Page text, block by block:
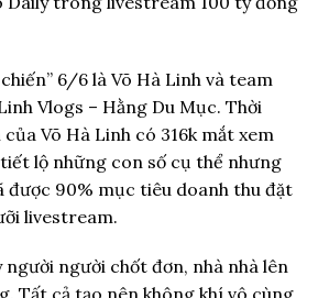
6/6 là Võ Hà Linh và team
Vlogs – Hằng Du Mục. Thời
Võ Hà Linh có 316k mắt xem
lộ những con số cụ thể nhưng
được 90% mục tiêu doanh thu đặt
livestream.
người chốt đơn, nhà nhà lên